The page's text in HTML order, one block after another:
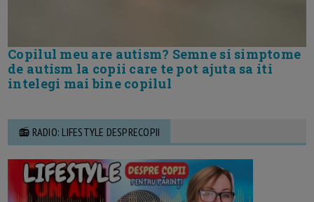
Copilul meu are autism? Semne si simptome
de autism la copii care te pot ajuta sa iti
intelegi mai bine copilul
📻 RADIO: LIFESTYLE DESPRECOPII